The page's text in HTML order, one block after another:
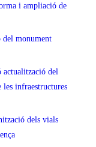
i ampliació de
del monument
actualització del
les infraestructures
dels vials